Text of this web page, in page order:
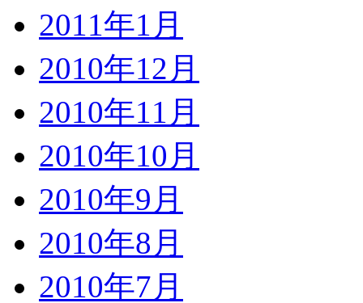
2011年1月
2010年12月
2010年11月
2010年10月
2010年9月
2010年8月
2010年7月